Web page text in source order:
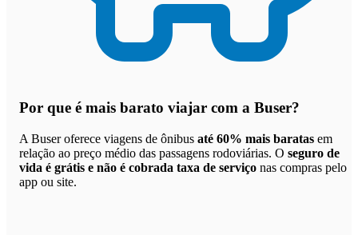
Por que é mais barato viajar com a Buser?
A Buser oferece viagens de ônibus até 60% mais baratas em
relação ao preço médio das passagens rodoviárias. O seguro de
vida é grátis e não é cobrada taxa de serviço nas compras pelo
app ou site.